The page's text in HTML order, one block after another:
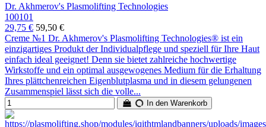
Dr. Akhmerov's Plasmolifting Technologies
100101
29,75 € 59,50 €
Creme №1 Dr. Akhmerov's Plasmolifting Technologies® ist ein
einzigartiges Produkt der Individualpflege und speziell für Ihre Haut
einfach ideal geeignet! Denn sie bietet zahlreiche hochwertige
Wirkstoffe und ein optimal ausgewogenes Medium für die Erhaltung
Ihres plättchenreichen Eigenblutplasma und in diesem gelungenen
Zusammenspiel lässt sich die volle...
In den Warenkorb